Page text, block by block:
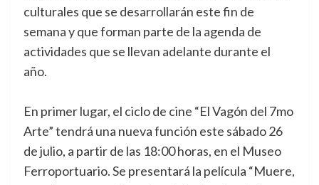
culturales que se desarrollarán este fin de
semana y que forman parte de la agenda de
actividades que se llevan adelante durante el
año.
En primer lugar, el ciclo de cine “El Vagón del 7mo
Arte” tendrá una nueva función este sábado 26
de julio, a partir de las 18:00 horas, en el Museo
Ferroportuario. Se presentará la película “Muere,